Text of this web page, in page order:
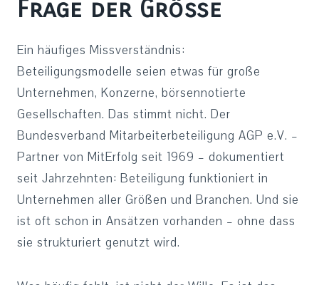
Frage der Größe
Ein häufiges Missverständnis:
Beteiligungsmodelle seien etwas für große
Unternehmen, Konzerne, börsennotierte
Gesellschaften. Das stimmt nicht. Der
Bundesverband Mitarbeiterbeteiligung AGP e.V. –
Partner von MitErfolg seit 1969 – dokumentiert
seit Jahrzehnten: Beteiligung funktioniert in
Unternehmen aller Größen und Branchen. Und sie
ist oft schon in Ansätzen vorhanden – ohne dass
sie strukturiert genutzt wird.